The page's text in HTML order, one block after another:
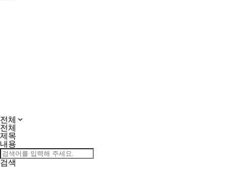
전체
전체
제목
내용
검색